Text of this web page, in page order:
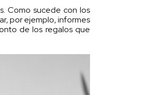
Como sucede con los
por ejemplo, informes
de los regalos que